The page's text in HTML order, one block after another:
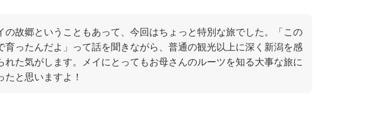
の故郷ということもあって、今回はちょっと特別な旅でした。「この
育ったんだよ」って話を聞きながら、普通の観光以上に深く新潟を感
れた気がします。メイにとってもお母さんのルーツを知る大事な旅に
たと思いますよ！